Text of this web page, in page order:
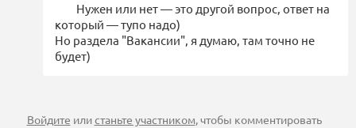
Нужен или нет — это другой вопрос, ответ на
который — тупо надо)
Но раздела "Вакансии", я думаю, там точно не
будет)
Войдите илистаньте участником, чтобы комментировать